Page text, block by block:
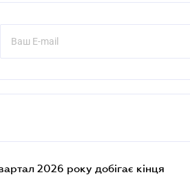
2026 року добігає кінця